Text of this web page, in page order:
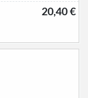
20,40 €